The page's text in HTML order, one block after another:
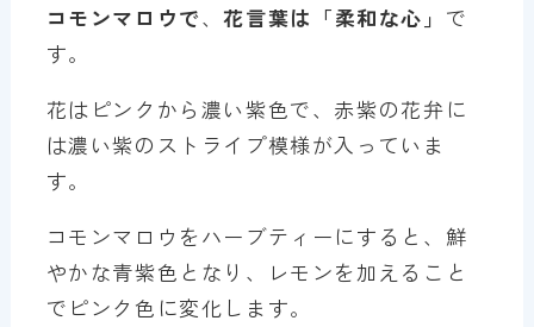
コモンマロウで、花言葉は「柔和な心 」 で
す。
花はピンクから濃い紫色で、赤紫の花弁に
は濃い紫のストライプ模様が入っていま
す。
コモンマロウをハーブティーにすると、鮮
やかな青紫色となり、レモンを加えること
でピンク色に変化します。